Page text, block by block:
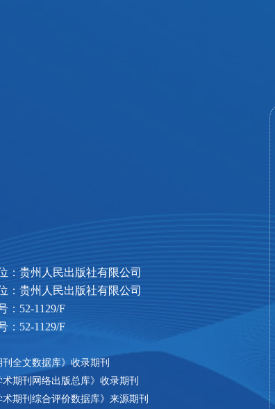
：贵州人民出版社有限公司
：贵州人民出版社有限公司
：52-1129/F
：52-1129/F
刊全文数据库》收录期刊
术期刊网络出版总库》收录期刊
术期刊综合评价数据库》来源期刊